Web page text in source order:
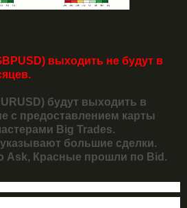
выходить не будут в
будут выходить в
с предоставлением карты
Big Trades.
большие сделки.
Ask, Красные прошли по Bid.